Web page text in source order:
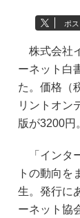
ポス
株式会社
ーネット白
た。価格（
リントオン
版が3200円
「インタ
トの動向を
生。発行に
ーネット協